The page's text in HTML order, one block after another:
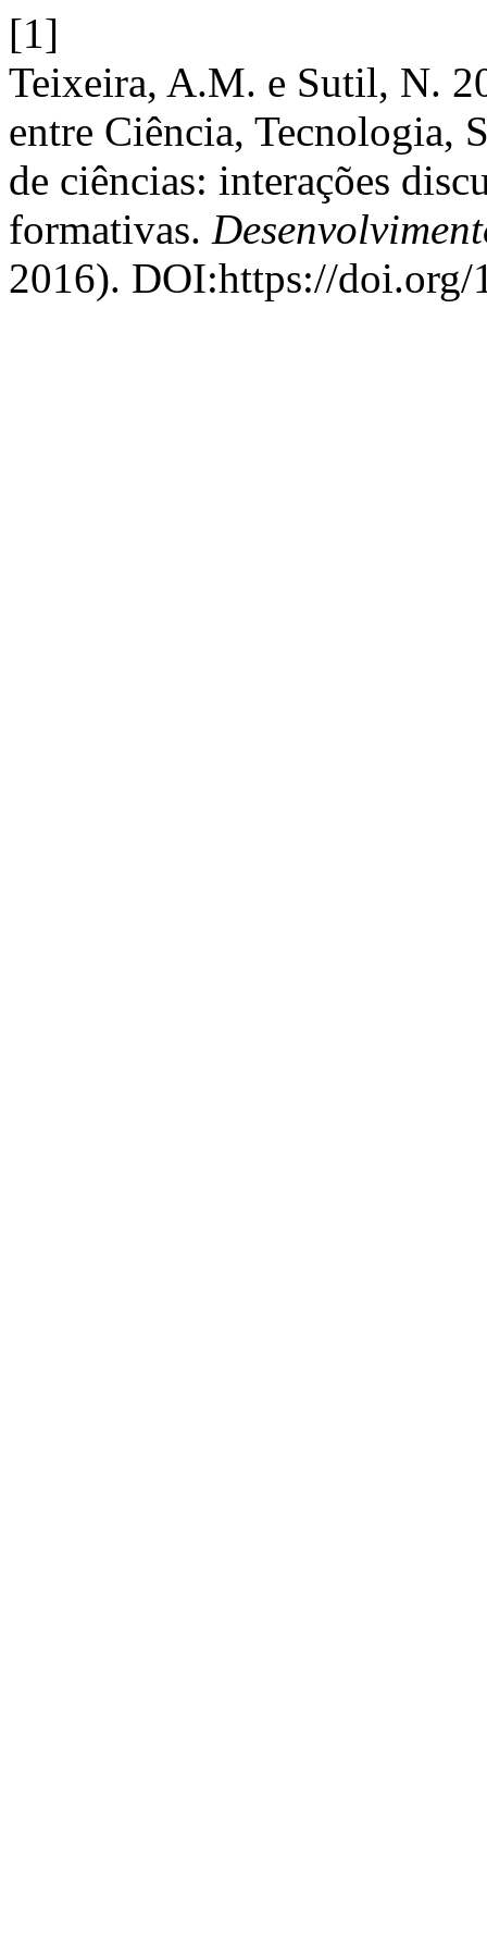
[1]
Teixeira, A.M. e Sutil, N.
entre Ciência, Tecnologia,
de ciências: interações
formativas.
2016). DOI:https://